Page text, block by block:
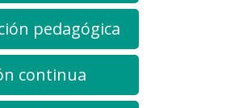
pedagógica
continua